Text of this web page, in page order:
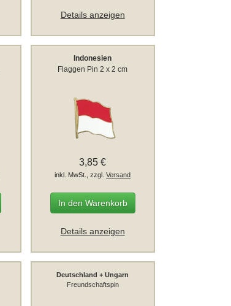
Details anzeigen
Indonesien
Flaggen Pin 2 x 2 cm
3,85 €
inkl. MwSt., zzgl.Versand
In den Warenkorb
Details anzeigen
Deutschland + Ungarn
Freundschaftspin